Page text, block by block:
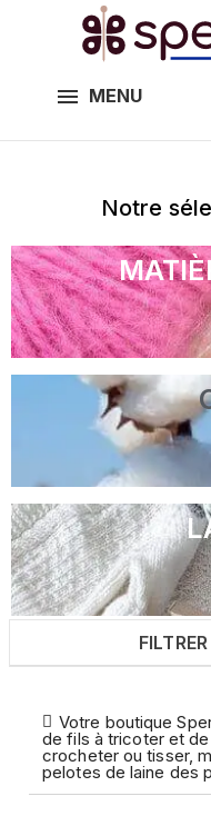
MENU
Notre
Votre boutique
de fils à tricoter et de
crocheter ou tisser,
pelotes de laine des